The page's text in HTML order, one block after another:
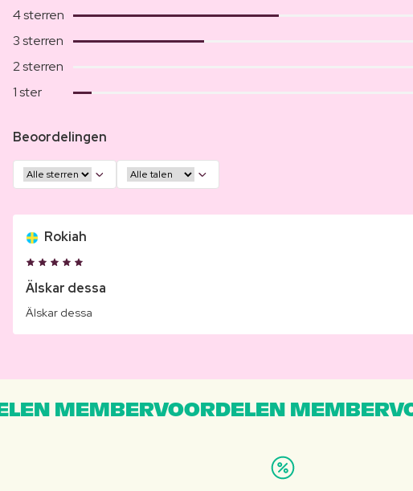
4 sterren
3 sterren
2 sterren
1 ster
Beoordelingen
Rokiah
Älskar dessa
Älskar dessa
MEMBERVOORDELEN